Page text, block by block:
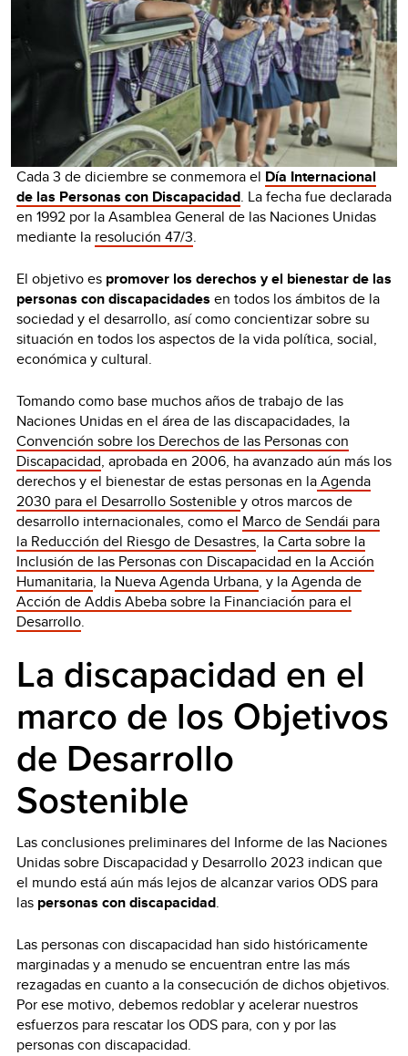
Cada 3 de diciembre se conmemora el Día Internacional
de las Personas con Discapacidad. La fecha fue declarada
en 1992 por la Asamblea General de las Naciones Unidas
mediante la resolución 47/3.
El objetivo es promover los derechos y el bienestar de las
personas con discapacidades en todos los ámbitos de la
sociedad y el desarrollo, así como concientizar sobre su
situación en todos los aspectos de la vida política, social,
económica y cultural.
Tomando como base muchos años de trabajo de las
Naciones Unidas en el área de las discapacidades, la
Convención sobre los Derechos de las Personas con
Discapacidad, aprobada en 2006, ha avanzado aún más los
derechos y el bienestar de estas personas en laAgenda
2030 para el Desarrollo Sostenibley otros marcos de
desarrollo internacionales, como el Marco de Sendái para
la Reducción del Riesgo de Desastres, laCarta sobre la
Inclusión de las Personas con Discapacidad en la Acción
Humanitaria, la Nueva Agenda Urbana, y laAgenda de
Acción de Addis Abeba sobre la Financiación para el
Desarrollo.
La discapacidad en el
marco de los Objetivos
de Desarrollo
Sostenible
Las conclusiones preliminares del Informe de las Naciones
Unidas sobre Discapacidad y Desarrollo 2023 indican que
el mundo está aún más lejos de alcanzar varios ODS para
las personas con discapacidad.
Las personas con discapacidad han sido históricamente
marginadas y a menudo se encuentran entre las más
rezagadas en cuanto a la consecución de dichos objetivos.
Por ese motivo, debemos redoblar y acelerar nuestros
esfuerzos para rescatar los ODS para, con y por las
personas con discapacidad.